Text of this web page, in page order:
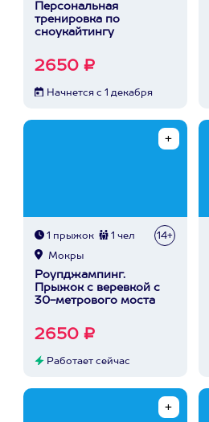
Персональная
тренировка по
сноукайтингу
2650 ₽
Начнется с 1 декабря
1 прыжок 1 чел 14+
Мокры
Роупджампинг.
Прыжок с веревкой с
30-метрового моста
2650 ₽
Работает сейчас